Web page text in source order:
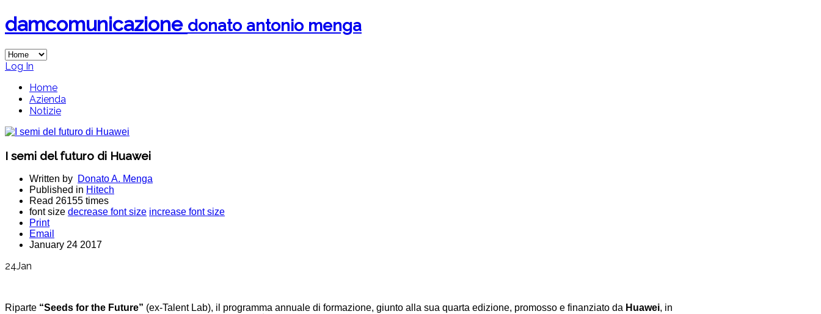
damcomunicazione donato antonio menga
Log In
Home
Azienda
Notizie
I semi del futuro di Huawei
Written by Donato A. Menga
Published in Hitech
Read 26155 times
font size decrease font size increase font size
Print
Email
January 24 2017
24Jan
Riparte “Seeds for the Future” (ex-Talent Lab), il programma annuale di formazione, giunto alla sua quarta edizione, promosso e finanziato da Huawei, in